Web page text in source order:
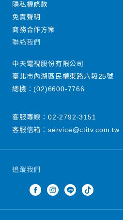
追蹤我們
隱私權條款
免責聲明
商務合作方案
聯絡我們
中天電視股份有限公司
臺北市內湖區民權東路六段25號
總機：(02)6600-7766
客服專線： 02-2792-3151
客服信箱： service@ctitv.com.tw